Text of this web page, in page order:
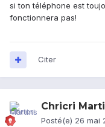
si ton téléphone est
fonctionnera pas!
Citer
Chricri
Posté(e) 26 mai